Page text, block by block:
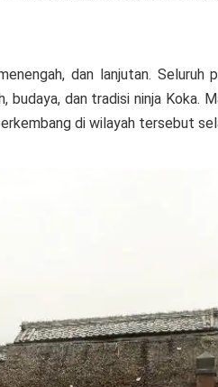
dan lanjutan. Seluruh
dan tradisi ninja Koka.
di wilayah tersebut